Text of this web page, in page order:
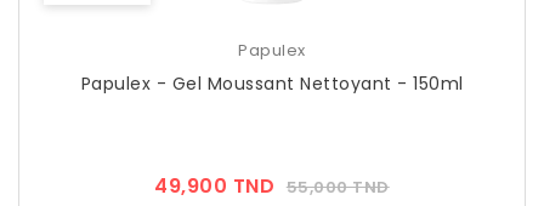
Papulex
Papulex - Gel Moussant Nettoyant - 150ml
49,900 TND Prix
55,000 TNDPrix